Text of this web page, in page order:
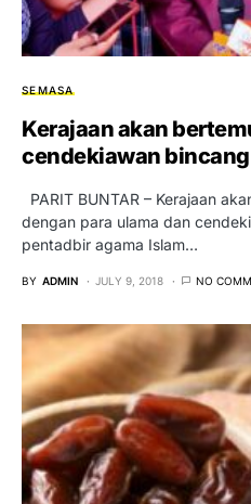
SEMASA
Kerajaan akan
cendekiawan
PARIT BUNTAR – Kerajaan
dengan para ulama dan
pentadbir agama Islam…
BY ADMIN JULY 9, 2018 NO